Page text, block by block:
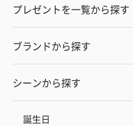
プレゼントを一覧から探す
ブランドから探す
シーンから探す
誕生日